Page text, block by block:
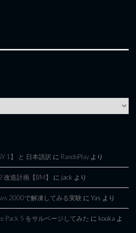
1】 と 日本語訳 に RandoPlay より
造計画【BM】 に jack より
2000で解凍してみる実験 に Yas より
Pack 5 をサルベージしてみた に kouka よ